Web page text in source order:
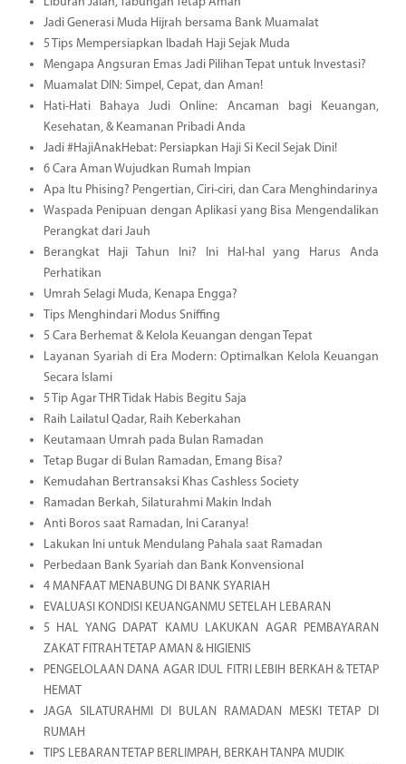
Jadi Generasi Muda Hijrah bersama Bank Muamalat
5 Tips Mempersiapkan Ibadah Haji Sejak Muda
Mengapa Angsuran Emas Jadi Pilihan Tepat untuk Investasi?
Muamalat DIN: Simpel, Cepat, dan Aman!
Hati-Hati Bahaya Judi Online: Ancaman bagi Keuangan,
Kesehatan, & Keamanan Pribadi Anda
Jadi #HajiAnakHebat: Persiapkan Haji Si Kecil Sejak Dini!
6 Cara Aman Wujudkan Rumah Impian
Apa Itu Phising? Pengertian, Ciri-ciri, dan Cara Menghindarinya
Waspada Penipuan dengan Aplikasi yang Bisa Mengendalikan
Perangkat dari Jauh
Berangkat Haji Tahun Ini? Ini Hal-hal yang Harus Anda
Perhatikan
Umrah Selagi Muda, Kenapa Engga?
Tips Menghindari Modus Sniffing
5 Cara Berhemat & Kelola Keuangan dengan Tepat
Layanan Syariah di Era Modern: Optimalkan Kelola Keuangan
Secara Islami
5 Tip Agar THR Tidak Habis Begitu Saja
Raih Lailatul Qadar, Raih Keberkahan
Keutamaan Umrah pada Bulan Ramadan
Tetap Bugar di Bulan Ramadan, Emang Bisa?
Kemudahan Bertransaksi Khas Cashless Society
Ramadan Berkah, Silaturahmi Makin Indah
Anti Boros saat Ramadan, Ini Caranya!
Lakukan Ini untuk Mendulang Pahala saat Ramadan
Perbedaan Bank Syariah dan Bank Konvensional
4 MANFAAT MENABUNG DI BANK SYARIAH
EVALUASI KONDISI KEUANGANMU SETELAH LEBARAN
5 HAL YANG DAPAT KAMU LAKUKAN AGAR PEMBAYARAN
ZAKAT FITRAH TETAP AMAN & HIGIENIS
PENGELOLAAN DANA AGAR IDUL FITRI LEBIH BERKAH & TETAP
HEMAT
JAGA SILATURAHMI DI BULAN RAMADAN MESKI TETAP DI
RUMAH
TIPS LEBARAN TETAP BERLIMPAH, BERKAH TANPA MUDIK